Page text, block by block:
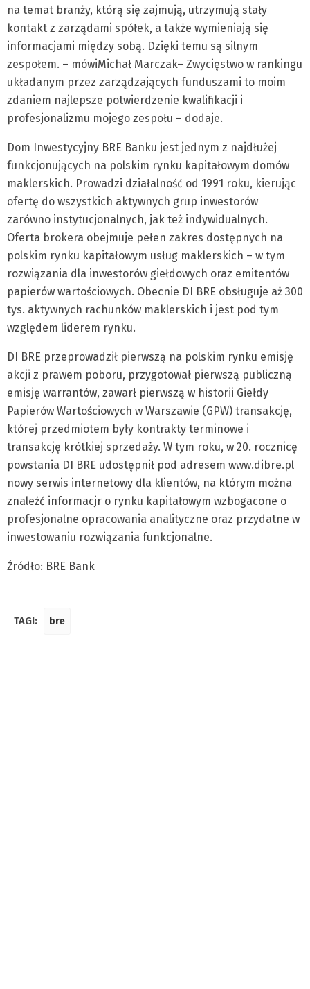
na temat branży, którą się zajmują, utrzymują stały
kontakt z zarządami spółek, a także wymieniają się
informacjami między sobą. Dzięki temu są silnym
zespołem. – mówiMichał Marczak– Zwycięstwo w rankingu
układanym przez zarządzających funduszami to moim
zdaniem najlepsze potwierdzenie kwalifikacji i
profesjonalizmu mojego zespołu – dodaje.
Dom Inwestycyjny BRE Banku jest jednym z najdłużej
funkcjonujących na pol­skim rynku kapitałowym domów
maklerskich. Prowadzi działalność od 1991 roku, kierując
ofertę do wszystkich ak­tywnych grup inwestorów
zarówno instytucjo­nalnych, jak też indywidualnych.
Oferta brokera obejmuje pełen zakres dostępnych na
polskim rynku kapitałowym usług maklerskich – w tym
rozwiązania dla inwestorów giełdowych oraz emitentów
papierów wartościowych. Obecnie DI BRE obsługuje aż 300
tys. aktywnych ra­chunków maklerskich i jest pod tym
względem liderem rynku.
DI BRE przeprowadził pierwszą na polskim rynku emisję
akcji z prawem poboru, przygotował pierwszą publiczną
emisję warrantów, zawarł pierwszą w hi­storii Giełdy
Papierów Wartościowych w Warszawie (GPW) transakcję,
której przedmiotem były kontrakty terminowe i
transakcję krótkiej sprzedaży. W tym roku, w 20. rocznicę
powstania DI BRE udostępnił pod adresem www.dibre.pl
nowy serwis internetowy dla klientów, na którym można
znaleźć informacjr o rynku kapitałowym wzbogacone o
profesjonalne opracowania analityczne oraz przydatne w
inwestowaniu rozwiązania funkcjonalne.
Źródło: BRE Bank
TAGI: bre